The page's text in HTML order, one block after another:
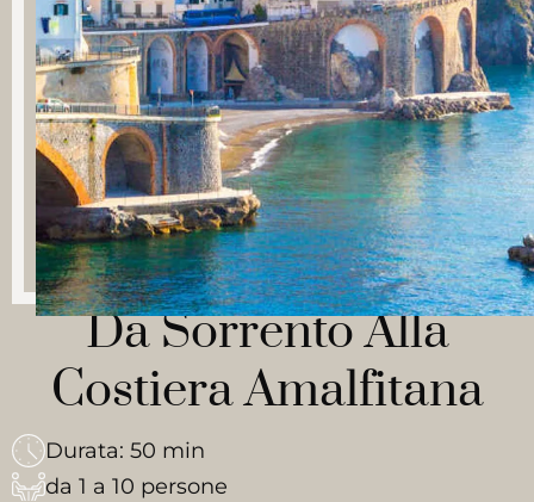
Da Sorrento Alla
Costiera Amalfitana
Durata: 50 min
da 1 a 10 persone